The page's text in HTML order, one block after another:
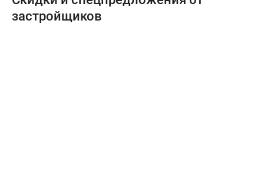
застройщиков